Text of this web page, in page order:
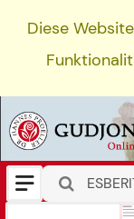
Diese